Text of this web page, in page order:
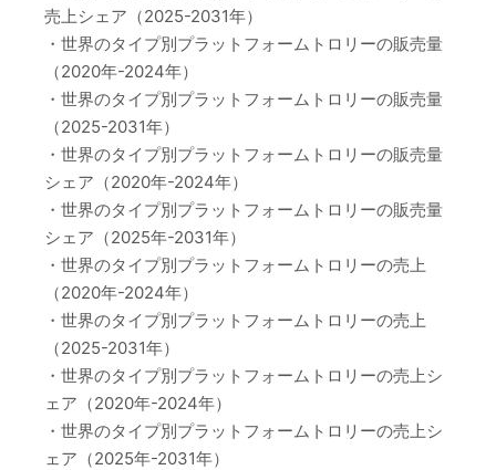
売上シェア（2025-2031年）
・世界のタイプ別プラットフォームトロリーの販売量
（2020年-2024年）
・世界のタイプ別プラットフォームトロリーの販売量
（2025-2031年）
・世界のタイプ別プラットフォームトロリーの販売量
シェア（2020年-2024年）
・世界のタイプ別プラットフォームトロリーの販売量
シェア（2025年-2031年）
・世界のタイプ別プラットフォームトロリーの売上
（2020年-2024年）
・世界のタイプ別プラットフォームトロリーの売上
（2025-2031年）
・世界のタイプ別プラットフォームトロリーの売上シ
ェア（2020年-2024年）
・世界のタイプ別プラットフォームトロリーの売上シ
ェア（2025年-2031年）